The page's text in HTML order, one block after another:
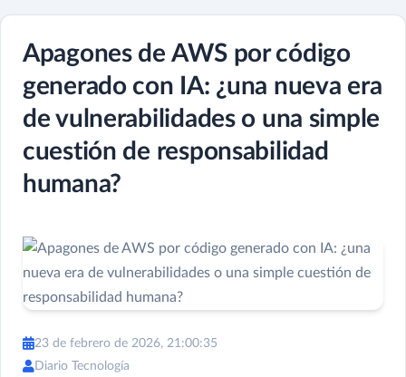
Apagones de AWS por código
generado con IA: ¿una nueva era
de vulnerabilidades o una simple
cuestión de responsabilidad
humana?
23 de febrero de 2026, 21:00:35
Diario Tecnología